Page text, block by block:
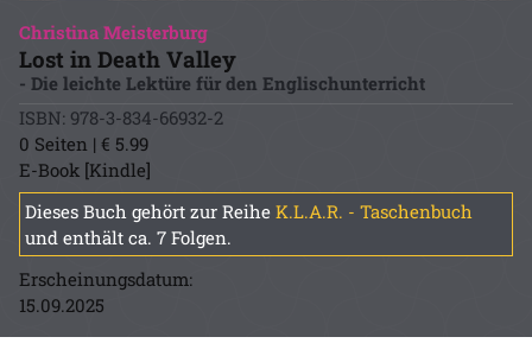
Christina Meisterburg
Lost in Death Valley
- Die leichte Lektüre für den Englischunterricht
ISBN: 978-3-834-66932-2
0 Seiten | € 5.99
E-Book [Kindle]
Dieses Buch gehört zur Reihe K.L.A.R. - Taschenbuch
und enthält ca. 7 Folgen.
Erscheinungsdatum:
15.09.2025